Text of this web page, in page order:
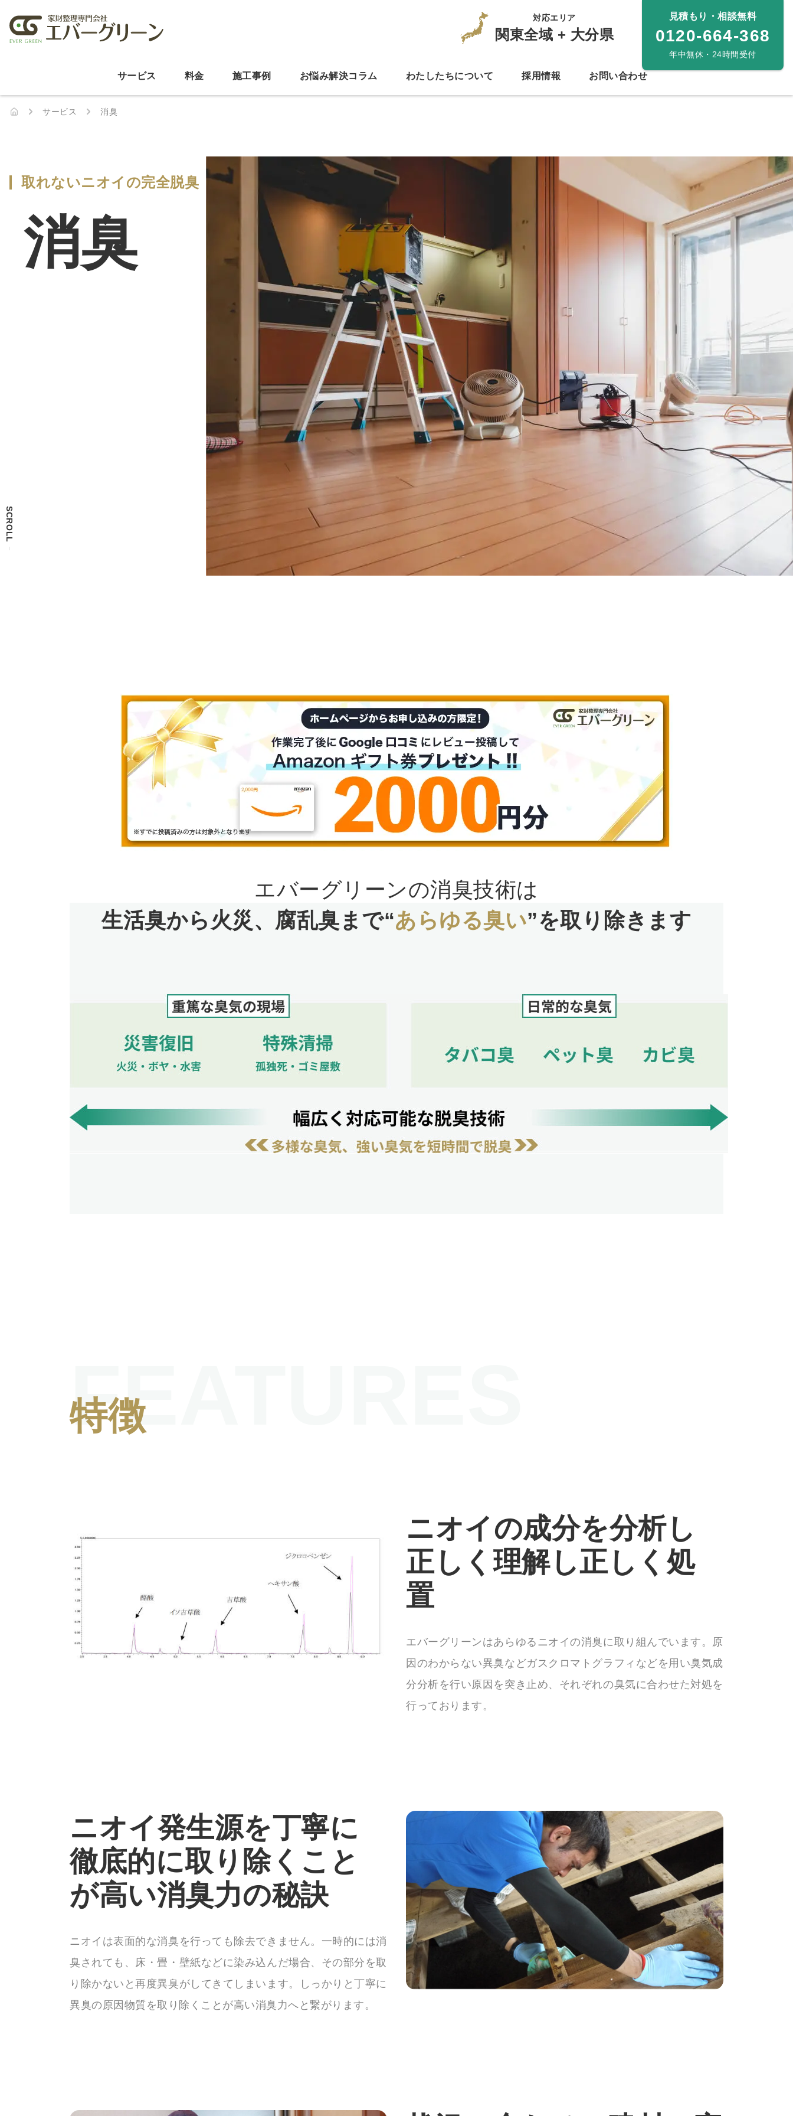
対応エリア
関東全域 + 大分県
見積もり・相談無料
0120-664-368
年中無休・24時間受付
サービス 料金 施工事例 お悩み解決コラム わたしたちについて 採用情報 お問い合わせ
サービス 消臭
取れないニオイの完全脱臭
消臭
SCROLL
エバーグリーンの消臭技術は
生活臭から火災、腐乱臭まで“あらゆる臭い”を取り除きます
特徴
FEATURES
ニオイの成分を分析し
正しく理解し正しく処
置
エバーグリーンはあらゆるニオイの消臭に取り組んでいます。原
因のわからない異臭などガスクロマトグラフィなどを用い臭気成
分分析を行い原因を突き止め、それぞれの臭気に合わせた対処を
行っております。
ニオイ発生源を丁寧に
徹底的に取り除くこと
が高い消臭力の秘訣
ニオイは表面的な消臭を行っても除去できません。一時的には消
臭されても、床・畳・壁紙などに染み込んだ場合、その部分を取
り除かないと再度異臭がしてきてしまいます。しっかりと丁寧に
異臭の原因物質を取り除くことが高い消臭力へと繋がります。